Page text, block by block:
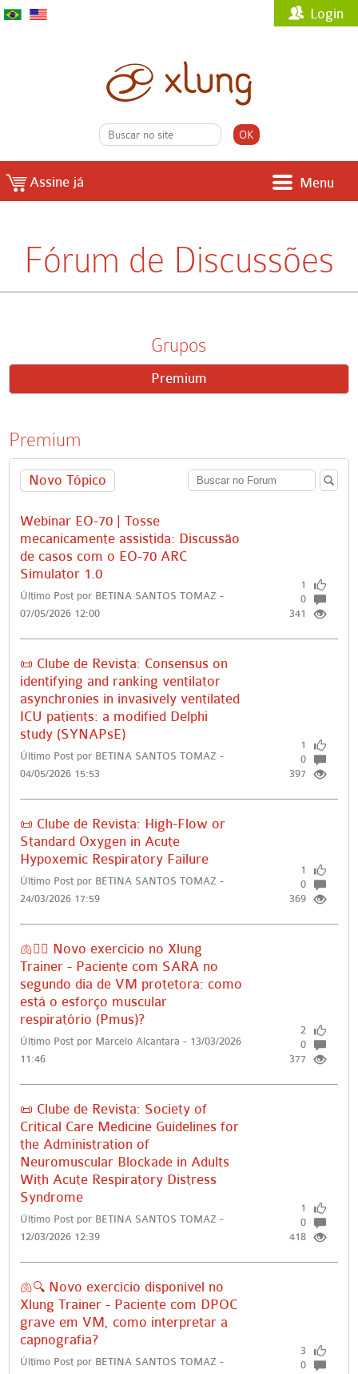
Login
Assine já Menu
Fórum de Discussões
Grupos
Premium
Premium
Novo Tópico
Webinar EO-70 | Tosse
mecanicamente assistida: Discussão
de casos com o EO-70 ARC
Simulator 1.0
Último Post por BETINA SANTOS TOMAZ -
07/05/2026 12:00
1
0
341
📜 Clube de Revista: Consensus on
identifying and ranking ventilator
asynchronies in invasively ventilated
ICU patients: a modified Delphi
study (SYNAPsE)
Último Post por BETINA SANTOS TOMAZ -
04/05/2026 15:53
1
0
397
📜 Clube de Revista: High-Flow or
Standard Oxygen in Acute
Hypoxemic Respiratory Failure
Último Post por BETINA SANTOS TOMAZ -
24/03/2026 17:59
1
0
369
🫁🏋🏻 Novo exercício no Xlung
Trainer - Paciente com SARA no
segundo dia de VM protetora: como
está o esforço muscular
respiratório (Pmus)?
Último Post por Marcelo Alcantara - 13/03/2026
11:46
2
0
377
📜 Clube de Revista: Society of
Critical Care Medicine Guidelines for
the Administration of
Neuromuscular Blockade in Adults
With Acute Respiratory Distress
Syndrome
Último Post por BETINA SANTOS TOMAZ -
12/03/2026 12:39
1
0
418
🫁🔍 Novo exercício disponível no
Xlung Trainer - Paciente com DPOC
grave em VM, como interpretar a
capnografia?
Último Post por BETINA SANTOS TOMAZ -
3
0